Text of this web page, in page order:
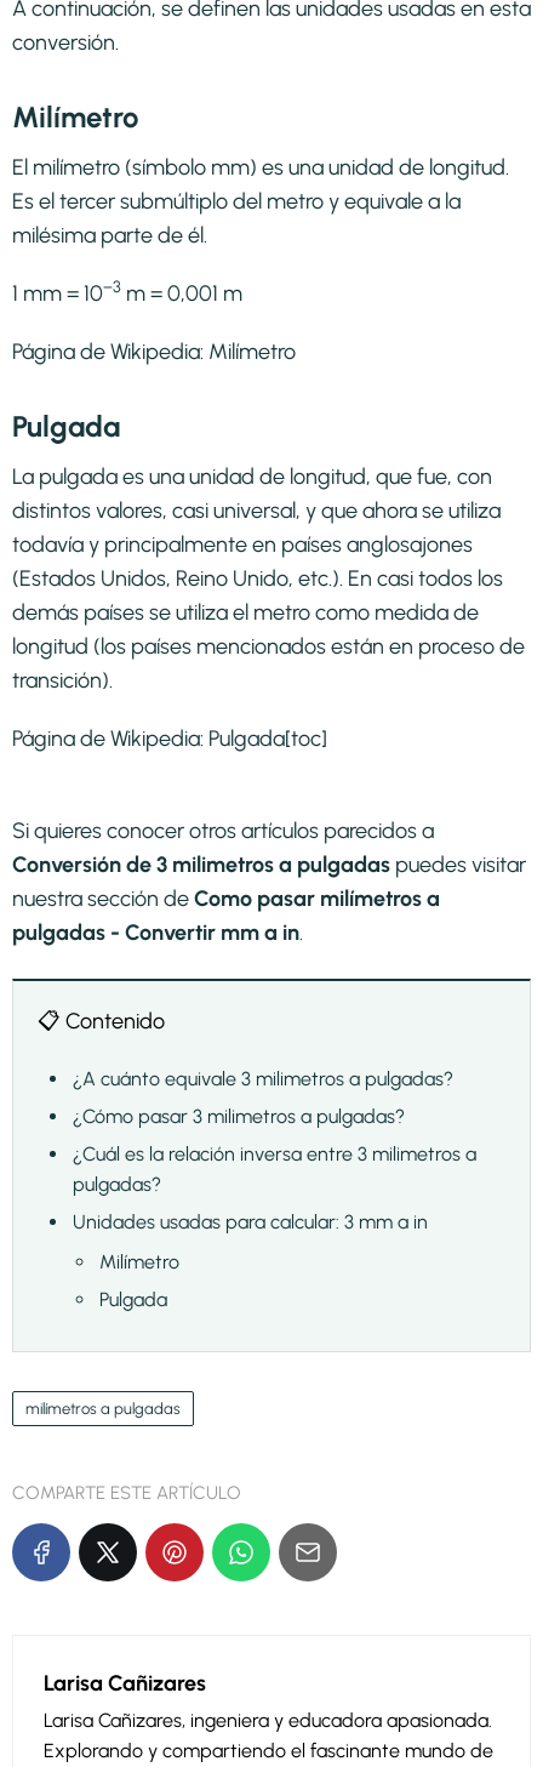
A continuación, se definen las unidades usadas en esta
conversión.
Milímetro
El milímetro (símbolo mm) es una unidad de longitud.
Es el tercer submúltiplo del metro y equivale a la
milésima parte de él.
1 mm = 10−3 m = 0,001 m
Página de Wikipedia: Milímetro
Pulgada
La pulgada es una unidad de longitud, que fue, con
distintos valores, casi universal, y que ahora se utiliza
todavía y principalmente en países anglosajones
(Estados Unidos, Reino Unido, etc.). En casi todos los
demás países se utiliza el metro como medida de
longitud (los países mencionados están en proceso de
transición).
Página de Wikipedia: Pulgada[toc]
Si quieres conocer otros artículos parecidos a
Conversión de 3 milimetros a pulgadas puedes visitar
nuestra sección deComo pasar milímetros a
pulgadas - Convertir mm a in.
📋 Contenido
¿A cuánto equivale 3 milimetros a pulgadas?
¿Cómo pasar 3 milimetros a pulgadas?
¿Cuál es la relación inversa entre 3 milimetros a
pulgadas?
Unidades usadas para calcular: 3 mm a in
Milímetro
Pulgada
milímetros a pulgadas
COMPARTE ESTE ARTÍCULO
Larisa Cañizares
Larisa Cañizares, ingeniera y educadora apasionada.
Explorando y compartiendo el fascinante mundo de